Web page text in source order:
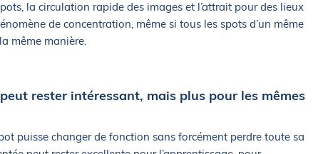
la circulation rapide des images et l’attrait pour des lieux
de concentration, même si tous les spots d’un même
même manière.
rester intéressant, mais plus pour les mêmes
puisse changer de fonction sans forcément perdre toute sa